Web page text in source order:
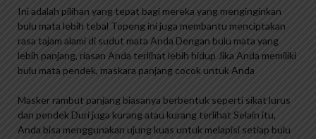
Ini adalah pilihan yang tepat bagi mereka yang menginginkan
bulu mata lebih tebal Topeng ini juga membantu menciptakan
rasa tajam alami di sudut mata Anda Dengan bulu mata yang
lebih panjang, riasan Anda terlihat lebih hidup Jika Anda memiliki
bulu mata pendek, maskara panjang cocok untuk Anda
Masker rambut panjang biasanya berbentuk seperti sikat lurus
dan pendek Duri juga kurang atau kurang terlihat Selain itu,
Anda bisa menggunakan ujung kuas untuk melapisi setiap bulu